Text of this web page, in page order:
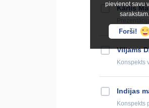
pievienot savu
sarakstam.
Forši!
Kārlis
Viljams
Konspekts
Indijas
Konspekts